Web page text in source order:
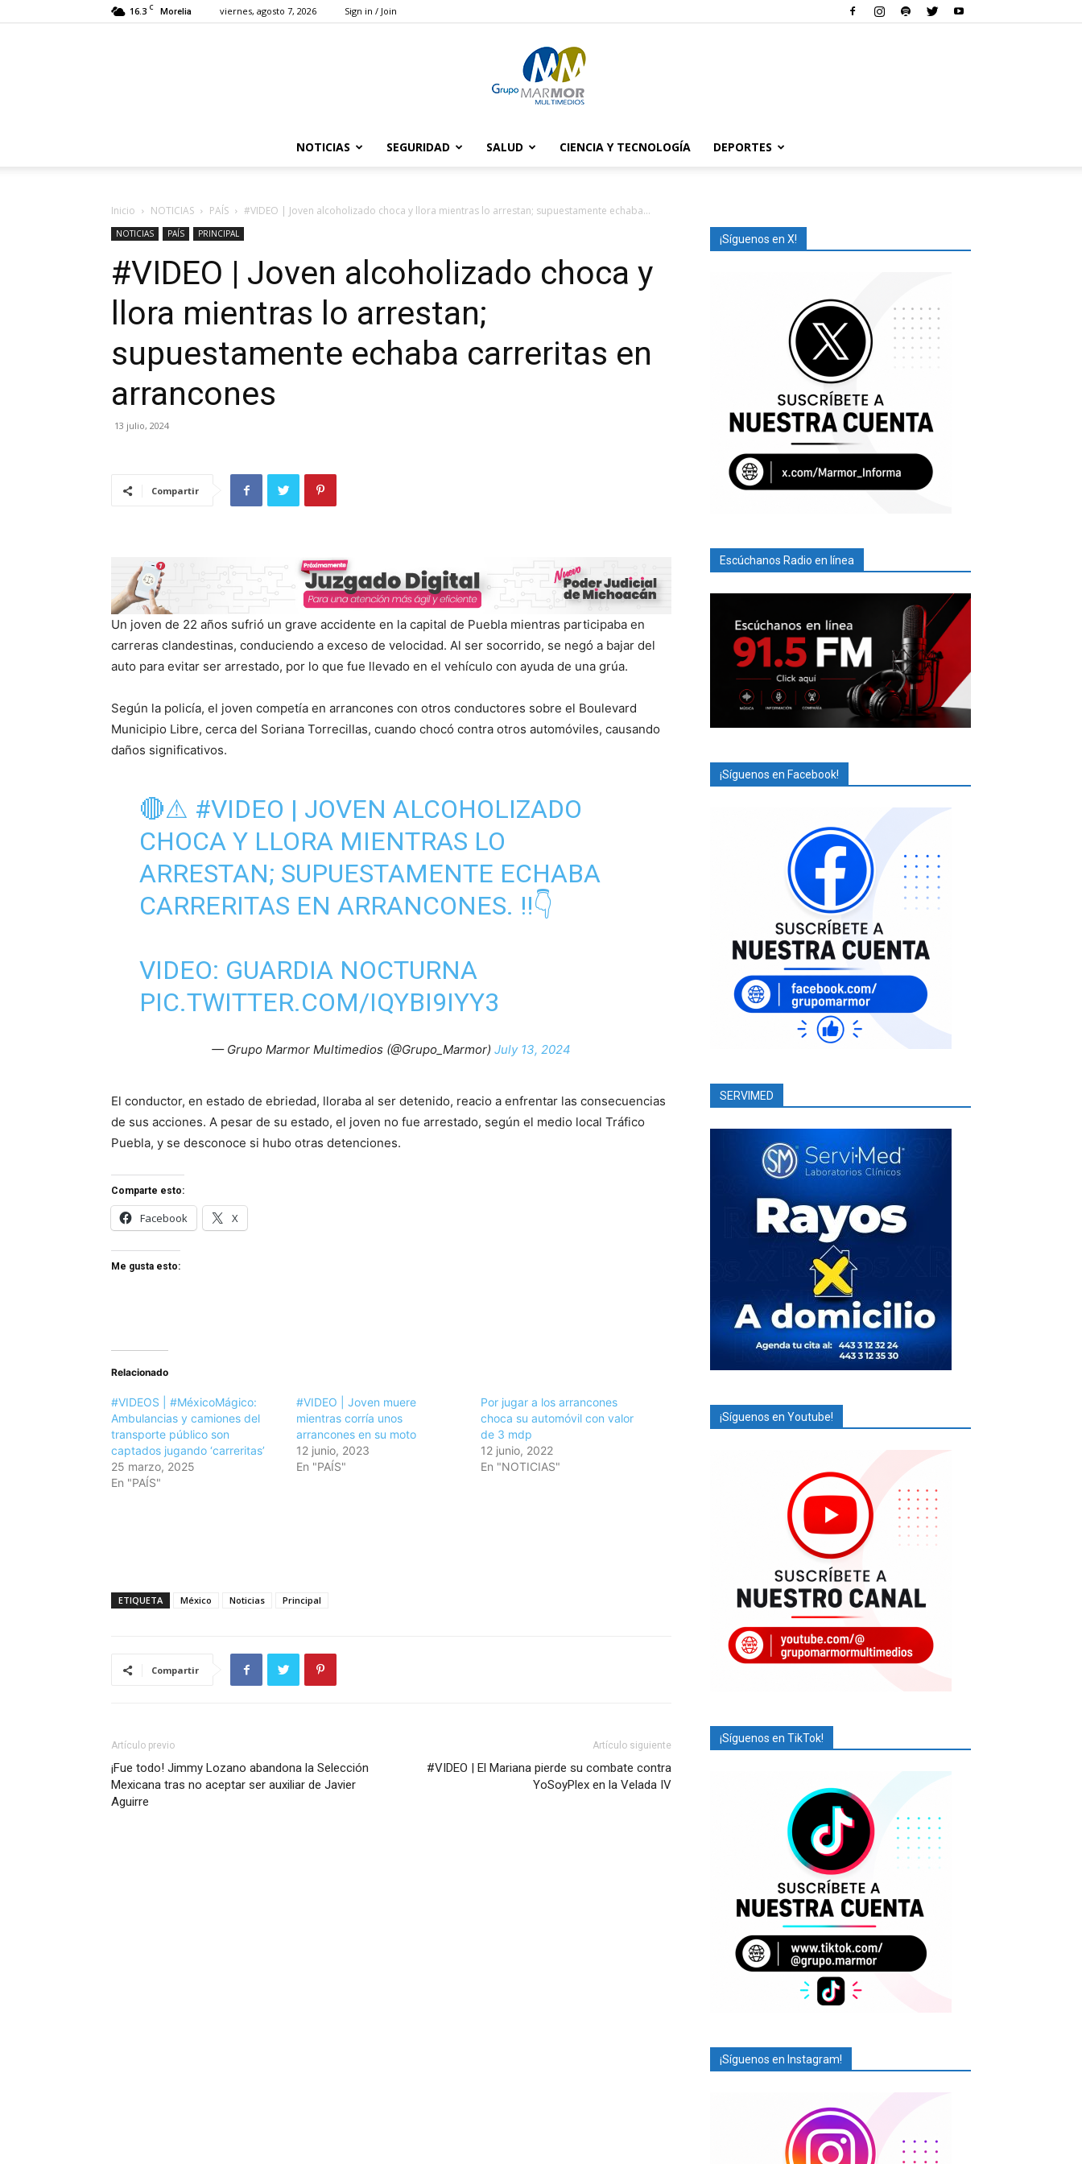
16.3 C Morelia viernes, agosto 7, 2026 Sign in / Join
Marmor
NOTICIAS SEGURIDAD SALUD CIENCIA Y TECNOLOGÍA DEPORTES
Inicio NOTICIAS PAÍS #VIDEO | Joven alcoholizado choca y llora mientras lo arrestan; supuestamente echaba...
NOTICIAS PAÍS PRINCIPAL
#VIDEO | Joven alcoholizado choca y
llora mientras lo arrestan;
supuestamente echaba carreritas en
arrancones
13 julio, 2024
Compartir
Un joven de 22 años sufrió un grave accidente en la capital de Puebla mientras participaba en
carreras clandestinas, conduciendo a exceso de velocidad. Al ser socorrido, se negó a bajar del
auto para evitar ser arrestado, por lo que fue llevado en el vehículo con ayuda de una grúa.
Según la policía, el joven competía en arrancones con otros conductores sobre el Boulevard
Municipio Libre, cerca del Soriana Torrecillas, cuando chocó contra otros automóviles, causando
daños significativos.
🔴⚠ #VIDEO | JOVEN ALCOHOLIZADO
CHOCA Y LLORA MIENTRAS LO
ARRESTAN; SUPUESTAMENTE ECHABA
CARRERITAS EN ARRANCONES. ‼👇
VIDEO: GUARDIA NOCTURNA
PIC.TWITTER.COM/IQYBI9IYY3
— Grupo Marmor Multimedios (@Grupo_Marmor) July 13, 2024
El conductor, en estado de ebriedad, lloraba al ser detenido, reacio a enfrentar las consecuencias
de sus acciones. A pesar de su estado, el joven no fue arrestado, según el medio local Tráfico
Puebla, y se desconoce si hubo otras detenciones.
Comparte esto:
Facebook X
Me gusta esto:
Relacionado
#VIDEOS | #MéxicoMágico:
Ambulancias y camiones del
transporte público son
captados jugando ‘carreritas’
25 marzo, 2025
En "PAÍS"
#VIDEO | Joven muere
mientras corría unos
arrancones en su moto
12 junio, 2023
En "PAÍS"
Por jugar a los arrancones
choca su automóvil con valor
de 3 mdp
12 junio, 2022
En "NOTICIAS"
ETIQUETA México Noticias Principal
Compartir
Artículo previo
¡Fue todo! Jimmy Lozano abandona la Selección
Mexicana tras no aceptar ser auxiliar de Javier
Aguirre
Artículo siguiente
#VIDEO | El Mariana pierde su combate contra
YoSoyPlex en la Velada IV
¡Síguenos en X!
Escúchanos Radio en línea
¡Síguenos en Facebook!
SERVIMED
¡Síguenos en Youtube!
¡Síguenos en TikTok!
¡Síguenos en Instagram!